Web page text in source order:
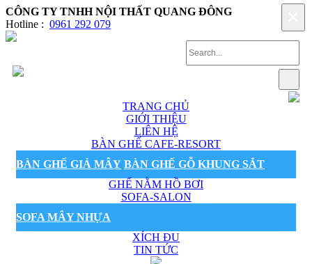
CÔNG TY TNHH NỘI THẤT QUANG ĐÔNG
Hotline : 0961 292 079
TRANG CHỦ
GIỚI THIỆU
LIÊN HỆ
BÀN GHẾ CAFE-RESORT
BÀN GHẾ GIẢ MÂY BÀN GHẾ GỖ KHUNG SẮT
GHẾ NẰM HỒ BƠI
SOFA-SALON
SOFA MÂY NHỰA
XÍCH ĐU
TIN TỨC